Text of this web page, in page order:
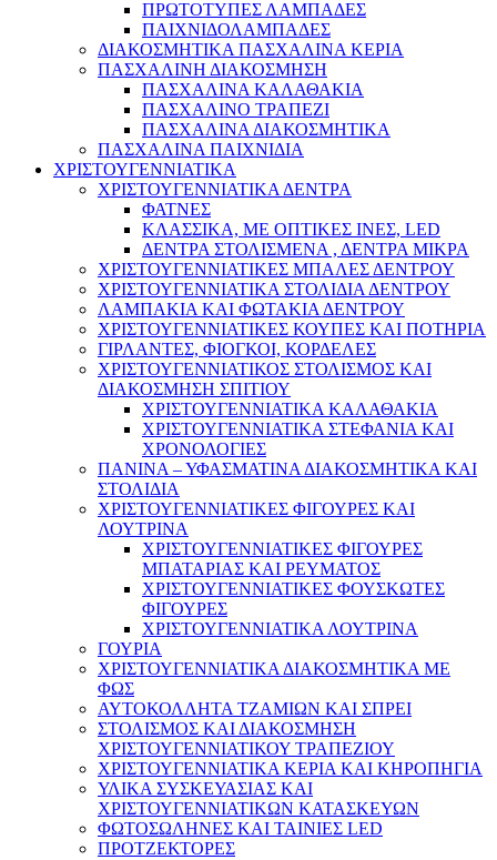
ΠΡΩΤΟΤΥΠΕΣ ΛΑΜΠΑΔΕΣ
ΠΑΙΧΝΙΔΟΛΑΜΠΑΔΕΣ
ΔΙΑΚΟΣΜΗΤΙΚΑ ΠΑΣΧΑΛΙΝΑ ΚΕΡΙΑ
ΠΑΣΧΑΛΙΝΗ ΔΙΑΚΟΣΜΗΣΗ
ΠΑΣΧΑΛΙΝΑ ΚΑΛΑΘΑΚΙΑ
ΠΑΣΧΑΛΙΝΟ ΤΡΑΠΕΖΙ
ΠΑΣΧΑΛΙΝΑ ΔΙΑΚΟΣΜΗΤΙΚΑ
ΠΑΣΧΑΛΙΝΑ ΠΑΙΧΝΙΔΙΑ
ΧΡΙΣΤΟΥΓΕΝΝΙΑΤΙΚΑ
ΧΡΙΣΤΟΥΓΕΝΝΙΑΤΙΚΑ ΔΕΝΤΡΑ
ΦΑΤΝΕΣ
ΚΛΑΣΣΙΚΑ, ΜΕ ΟΠΤΙΚΕΣ ΙΝΕΣ, LED
ΔΕΝΤΡΑ ΣΤΟΛΙΣΜΕΝΑ , ΔΕΝΤΡΑ ΜΙΚΡΑ
ΧΡΙΣΤΟΥΓΕΝΝΙΑΤΙΚΕΣ ΜΠΑΛΕΣ ΔΕΝΤΡΟΥ
ΧΡΙΣΤΟΥΓΕΝΝΙΑΤΙΚΑ ΣΤΟΛΙΔΙΑ ΔΕΝΤΡΟΥ
ΛΑΜΠΑΚΙΑ ΚΑΙ ΦΩΤΑΚΙΑ ΔΕΝΤΡΟΥ
ΧΡΙΣΤΟΥΓΕΝΝΙΑΤΙΚΕΣ ΚΟΥΠΕΣ ΚΑΙ ΠΟΤΗΡΙΑ
ΓΙΡΛΑΝΤΕΣ, ΦΙΟΓΚΟΙ, ΚΟΡΔΕΛΕΣ
ΧΡΙΣΤΟΥΓΕΝΝΙΑΤΙΚΟΣ ΣΤΟΛΙΣΜΟΣ ΚΑΙ
ΔΙΑΚΟΣΜΗΣΗ ΣΠΙΤΙΟΥ
ΧΡΙΣΤΟΥΓΕΝΝΙΑΤΙΚΑ ΚΑΛΑΘΑΚΙΑ
ΧΡΙΣΤΟΥΓΕΝΝΙΑΤΙΚΑ ΣΤΕΦΑΝΙΑ ΚΑΙ
ΧΡΟΝΟΛΟΓΙΕΣ
ΠΑΝΙΝΑ – ΥΦΑΣΜΑΤΙΝΑ ΔΙΑΚΟΣΜΗΤΙΚΑ ΚΑΙ
ΣΤΟΛΙΔΙΑ
ΧΡΙΣΤΟΥΓΕΝΝΙΑΤΙΚΕΣ ΦΙΓΟΥΡΕΣ ΚΑΙ
ΛΟΥΤΡΙΝΑ
ΧΡΙΣΤΟΥΓΕΝΝΙΑΤΙΚΕΣ ΦΙΓΟΥΡΕΣ
ΜΠΑΤΑΡΙΑΣ ΚΑΙ ΡΕΥΜΑΤΟΣ
ΧΡΙΣΤΟΥΓΕΝΝΙΑΤΙΚΕΣ ΦΟΥΣΚΩΤΕΣ
ΦΙΓΟΥΡΕΣ
ΧΡΙΣΤΟΥΓΕΝΝΙΑΤΙΚΑ ΛΟΥΤΡΙΝΑ
ΓΟΥΡΙΑ
ΧΡΙΣΤΟΥΓΕΝΝΙΑΤΙΚΑ ΔΙΑΚΟΣΜΗΤΙΚΑ ΜΕ
ΦΩΣ
ΑΥΤΟΚΟΛΛΗΤΑ ΤΖΑΜΙΩΝ ΚΑΙ ΣΠΡΕΙ
ΣΤΟΛΙΣΜΟΣ ΚΑΙ ΔΙΑΚΟΣΜΗΣΗ
ΧΡΙΣΤΟΥΓΕΝΝΙΑΤΙΚΟΥ ΤΡΑΠΕΖΙΟΥ
ΧΡΙΣΤΟΥΓΕΝΝΙΑΤΙΚΑ ΚΕΡΙΑ ΚΑΙ ΚΗΡΟΠΗΓΙΑ
ΥΛΙΚΑ ΣΥΣΚΕΥΑΣΙΑΣ ΚΑΙ
ΧΡΙΣΤΟΥΓΕΝΝΙΑΤΙΚΩΝ ΚΑΤΑΣΚΕΥΩΝ
ΦΩΤΟΣΩΛΗΝΕΣ ΚΑΙ ΤΑΙΝΙΕΣ LED
ΠΡΟΤΖΕΚΤΟΡΕΣ